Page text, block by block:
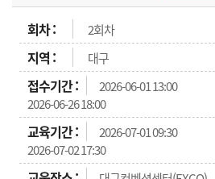
2회차
대구
2026-06-01 13:00
2026-06-26 18:00
2026-07-01 09:30
2026-07-02 17:30